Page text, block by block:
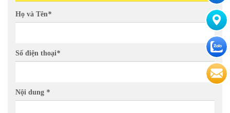
Họ và Tên*
Số điện thoại*
Nội dung *